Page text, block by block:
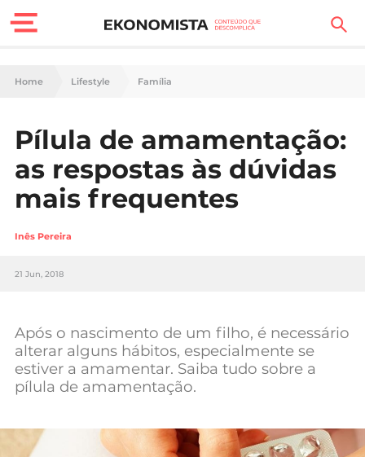
Finanças Pessoais
Carreira
Casa
Lifestyle
Sociedade
Negócios
Mundial 2026
Home Lifestyle Família
Pílula de amamentação:
as respostas às dúvidas
mais frequentes
Inês Pereira
21 Jun, 2018
Após o nascimento de um filho, é necessário
alterar alguns hábitos, especialmente se
estiver a amamentar. Saiba tudo sobre a
pílula de amamentação.